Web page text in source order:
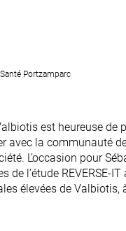
Portzamparc
est heureuse
avec la communauté
L’occasion pour
de l’étude REVERSE-
élevées de Valbiotis,